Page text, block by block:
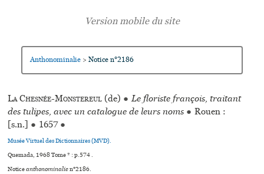
Anthonominalie > Notice n°2186
La Chesnée-Monstereul (de) ● Le floriste françois, traitant
des tulipes, avec un catalogue de leurs noms ● Rouen :
[s.n.] ● 1657 ●
Musée Virtuel des Dictionnaires (MVD).
Quemada, 1968 Tome * : p.574 .
Noticeanthonominalien°2186.